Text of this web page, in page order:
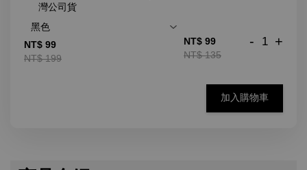
灣公司貨
NT$ 99
NT$ 199
NT$ 99
NT$ 135
- +
加入購物車